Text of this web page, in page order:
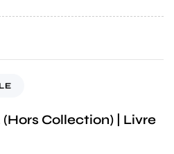
Collection) | Livre